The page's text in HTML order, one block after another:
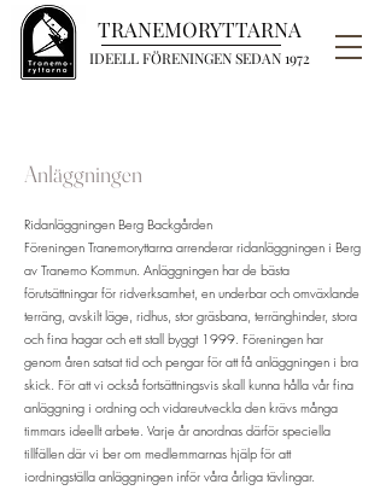
TRANEMORYTTARNA
IDEELL FÖRENINGEN SEDAN 1972
Anläggningen
Ridanläggningen Berg Backgården
Föreningen Tranemoryttarna arrenderar ridanläggningen i Berg
av Tranemo Kommun. Anläggningen har de bästa
förutsättningar för ridverksamhet, en underbar och omväxlande
terräng, avskilt läge, ridhus, stor gräsbana, terränghinder, stora
och fina hagar och ett stall byggt 1999. Föreningen har
genom åren satsat tid och pengar för att få anläggningen i bra
skick. För att vi också fortsättningsvis skall kunna hålla vår fina
anläggning i ordning och vidareutveckla den krävs många
timmars ideellt arbete. Varje år anordnas därför speciella
tillfällen där vi ber om medlemmarnas hjälp för att
iordningställa anläggningen inför våra årliga tävlingar.